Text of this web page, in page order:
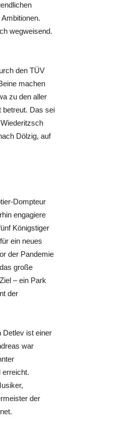
wegweisend.
den TÜV
machen
zu den aller
betreut. Das sei
Dölzig, auf
Dompteur
engagiere
Königstiger
ein neues
der Pandemie
große
– ein Park
der
Detlev ist einer
war
erreicht.
der